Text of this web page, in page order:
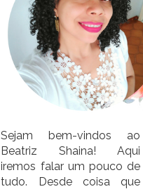
Sejam bem-vindos ao
Beatriz Shaina! Aqui
iremos falar um pouco de
tudo. Desde coisa que